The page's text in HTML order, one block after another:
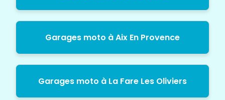
Garages moto à Aix En Provence
Garages moto à La Fare Les Oliviers